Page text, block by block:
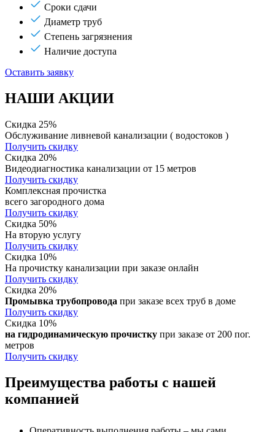
Сроки сдачи
Диаметр труб
Степень загрязнения
Наличие доступа
Оставить заявку
НАШИ АКЦИИ
Скидка 25%
Обслуживание ливневой канализации ( водостоков )
Получить скидку
Скидка 20%
Видеодиагностика канализации от 15 метров
Получить скидку
Комплексная прочистка
всего загородного дома
Получить скидку
Скидка 50%
На вторую услугу
Получить скидку
Скидка 10%
На прочистку канализации при заказе онлайн
Получить скидку
Скидка 20%
Промывка трубопровода при заказе всех труб в доме
Получить скидку
Скидка 10%
на гидродинамическую прочистку при заказе от 200 пог.
метров
Получить скидку
Преимущества работы с нашей
компанией